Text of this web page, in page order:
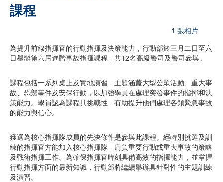
課程
1 張相片
為提升前線指揮官的行動指揮及決策能力，行動部於三月二日至六
日舉辦第六屆進階事故指揮課程，共12名高級警司及警司參與。
課程包括一系列桌上及實地演習，主題涵蓋大型公眾活動、重大事
故、恐襲事件及安保行動，以加強學員在處理突發事件的指揮和決
策能力。學員認為課程具挑戰性，有助提升他們處理各類緊急事故
的能力與信心。
獲選為核心指揮隊成員的先決條件是參與此課程。經特別挑選及訓
練的指揮官方能加入核心指揮隊，肩負重要行動或重大事故的策略
及戰術指揮工作。為確保指揮官時刻具備高效的指揮能力，並掌握
行動指揮方面的最新知識，行動部將繼續舉辦具針對性的主題訓練
及演習。